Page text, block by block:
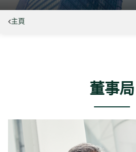
主頁
董事局